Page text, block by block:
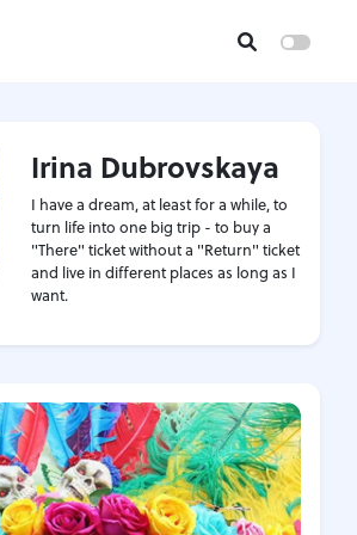
author
Irina Dubrovskaya
I have a dream, at least for a while, to
turn life into one big trip - to buy a
"There" ticket without a "Return" ticket
and live in different places as long as I
want.